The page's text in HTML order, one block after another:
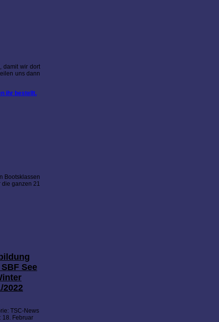
damit wir dort
uns dann
ihr bestellt.
Bootsklassen
ganzen 21
See
2022
TSC-News
18. Februar